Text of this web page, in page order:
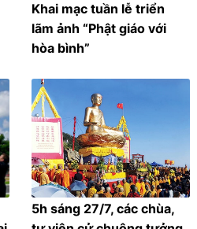
Khai mạc tuần lễ triển
lãm ảnh “Phật giáo với
hòa bình”
5h sáng 27/7, các chùa,